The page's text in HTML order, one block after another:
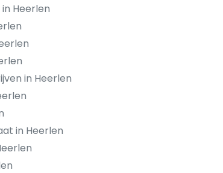
Heerlen
in Heerlen
in Heerlen